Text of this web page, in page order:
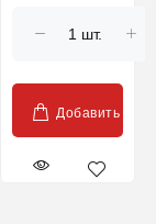
Boom, 235 г
Добавить